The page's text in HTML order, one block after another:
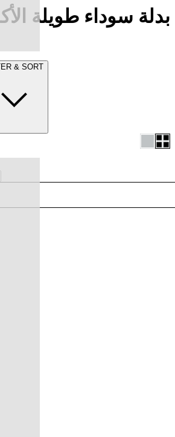
بدلة سوداء طويلة
& SORT